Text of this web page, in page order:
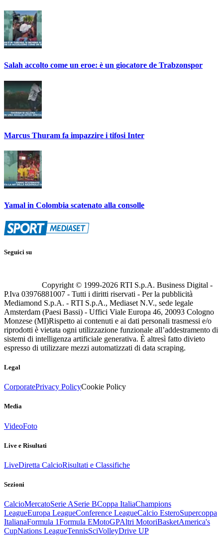
Salah accolto come un eroe: è un giocatore de Trabzonspor
Marcus Thuram fa impazzire i tifosi Inter
Yamal in Colombia scatenato alla consolle
Seguici su
Copyright © 1999-2026 RTI S.p.A. Business Digital -
P.Iva 03976881007 - Tutti i diritti riservati - Per la pubblicità
Mediamond S.p.A. - RTI S.p.A., Mediaset N.V., sede legale
Amsterdam (Paesi Bassi) - Uffici Viale Europa 46, 20093 Cologno
Monzese (MI)Rispetto ai contenuti e ai dati personali trasmessi e/o
riprodotti è vietata ogni utilizzazione funzionale all’addestramento di
sistemi di intelligenza artificiale generativa. È altresì fatto divieto
espresso di utilizzare mezzi automatizzati di data scraping.
Legal
CorporatePrivacy PolicyCookie Policy
Media
VideoFoto
Live e Risultati
LiveDiretta CalcioRisultati e Classifiche
Sezioni
CalcioMercatoSerie ASerie BCoppa ItaliaChampions
LeagueEuropa LeagueConference LeagueCalcio EsteroSupercoppa
ItalianaFormula 1Formula EMotoGPAltri MotoriBasketAmerica's
CupNations LeagueTennisSciVolleyDrive UP